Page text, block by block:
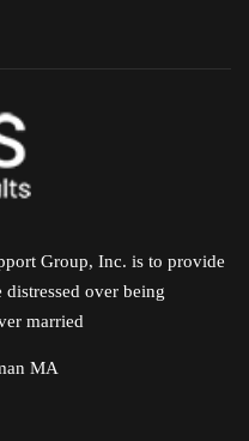
Group, Inc. is to provide
over being
married
MA